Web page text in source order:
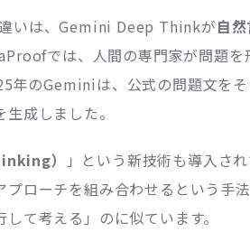
いは、Gemini Deep Thinkが自
では、人間の専門家が問題
年のGeminiは、公式の問題文をそ
成しました。
）
」という新技術も導入さ
ローチを組み合わせるという手
て考える」のに似ています。